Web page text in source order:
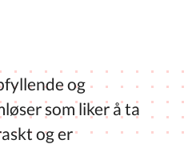
og
som liker å ta
og er